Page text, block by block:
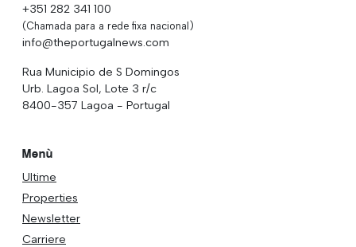
+351 282 341 100
(Chamada para a rede fixa nacional)
info@theportugalnews.com
Rua Municipio de S Domingos
Urb. Lagoa Sol, Lote 3 r/c
8400-357 Lagoa - Portugal
Menù
Ultime
Properties
Newsletter
Carriere